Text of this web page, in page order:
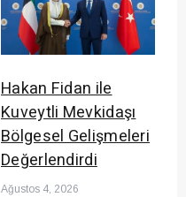
Hakan Fidan ile
Kuveytli Mevkidaşı
Bölgesel Gelişmeleri
Değerlendirdi
Ağustos 4, 2026